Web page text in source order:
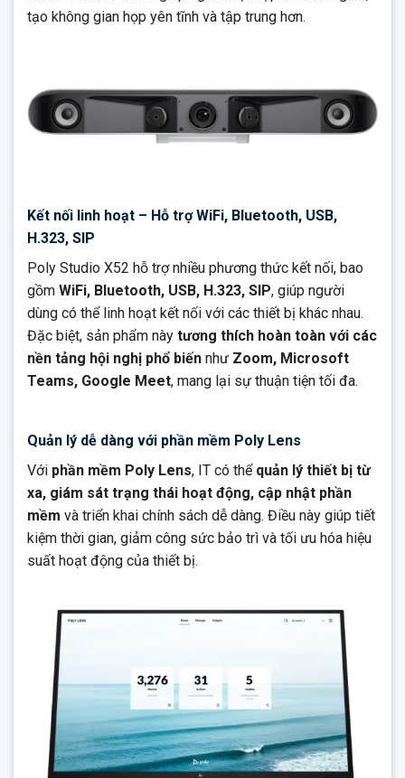
tạo không gian họp yên tĩnh và tập trung hơn.
Kết nối linh hoạt – Hỗ trợ WiFi, Bluetooth, USB,
H.323, SIP
Poly Studio X52 hỗ trợ nhiều phương thức kết nối, bao
gồm WiFi, Bluetooth, USB, H.323, SIP, giúp người
dùng có thể linh hoạt kết nối với các thiết bị khác nhau.
Đặc biệt, sản phẩm này tương thích hoàn toàn với các
nền tảng hội nghị phổ biến như Zoom, Microsoft
Teams, Google Meet, mang lại sự thuận tiện tối đa.
Quản lý dễ dàng với phần mềm Poly Lens
Với phần mềm Poly Lens, IT có thể quản lý thiết bị từ
xa, giám sát trạng thái hoạt động, cập nhật phần
mềm và triển khai chính sách dễ dàng. Điều này giúp tiết
kiệm thời gian, giảm công sức bảo trì và tối ưu hóa hiệu
suất hoạt động của thiết bị.